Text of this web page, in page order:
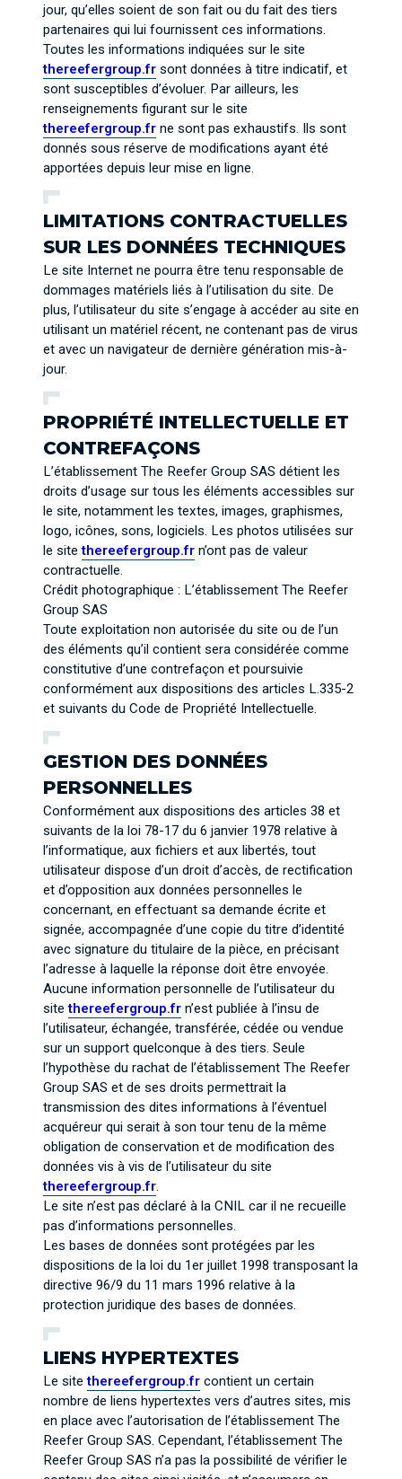
jour, qu’elles soient de son fait ou du fait des tiers
partenaires qui lui fournissent ces informations.
Toutes les informations indiquées sur le site
thereefergroup.fr sont données à titre indicatif, et
sont susceptibles d’évoluer. Par ailleurs, les
renseignements figurant sur le site
thereefergroup.fr ne sont pas exhaustifs. Ils sont
donnés sous réserve de modifications ayant été
apportées depuis leur mise en ligne.
LIMITATIONS CONTRACTUELLES
SUR LES DONNÉES TECHNIQUES
Le site Internet ne pourra être tenu responsable de
dommages matériels liés à l’utilisation du site. De
plus, l’utilisateur du site s’engage à accéder au site en
utilisant un matériel récent, ne contenant pas de virus
et avec un navigateur de dernière génération mis-à-
jour.
PROPRIÉTÉ INTELLECTUELLE ET
CONTREFAÇONS
L’établissement The Reefer Group SAS détient les
droits d’usage sur tous les éléments accessibles sur
le site, notamment les textes, images, graphismes,
logo, icônes, sons, logiciels. Les photos utilisées sur
le sitethereefergroup.fr n’ont pas de valeur
contractuelle.
Crédit photographique : L’établissement The Reefer
Group SAS
Toute exploitation non autorisée du site ou de l’un
des éléments qu’il contient sera considérée comme
constitutive d’une contrefaçon et poursuivie
conformément aux dispositions des articles L.335-2
et suivants du Code de Propriété Intellectuelle.
GESTION DES DONNÉES
PERSONNELLES
Conformément aux dispositions des articles 38 et
suivants de la loi 78-17 du 6 janvier 1978 relative à
l’informatique, aux fichiers et aux libertés, tout
utilisateur dispose d’un droit d’accès, de rectification
et d’opposition aux données personnelles le
concernant, en effectuant sa demande écrite et
signée, accompagnée d’une copie du titre d’identité
avec signature du titulaire de la pièce, en précisant
l’adresse à laquelle la réponse doit être envoyée.
Aucune information personnelle de l’utilisateur du
sitethereefergroup.fr n’est publiée à l’insu de
l’utilisateur, échangée, transférée, cédée ou vendue
sur un support quelconque à des tiers. Seule
l’hypothèse du rachat de l’établissement The Reefer
Group SAS et de ses droits permettrait la
transmission des dites informations à l’éventuel
acquéreur qui serait à son tour tenu de la même
obligation de conservation et de modification des
données vis à vis de l’utilisateur du site
thereefergroup.fr.
Le site n’est pas déclaré à la CNIL car il ne recueille
pas d’informations personnelles.
Les bases de données sont protégées par les
dispositions de la loi du 1er juillet 1998 transposant la
directive 96/9 du 11 mars 1996 relative à la
protection juridique des bases de données.
LIENS HYPERTEXTES
Le sitethereefergroup.fr contient un certain
nombre de liens hypertextes vers d’autres sites, mis
en place avec l’autorisation de l’établissement The
Reefer Group SAS. Cependant, l’établissement The
Reefer Group SAS n’a pas la possibilité de vérifier le